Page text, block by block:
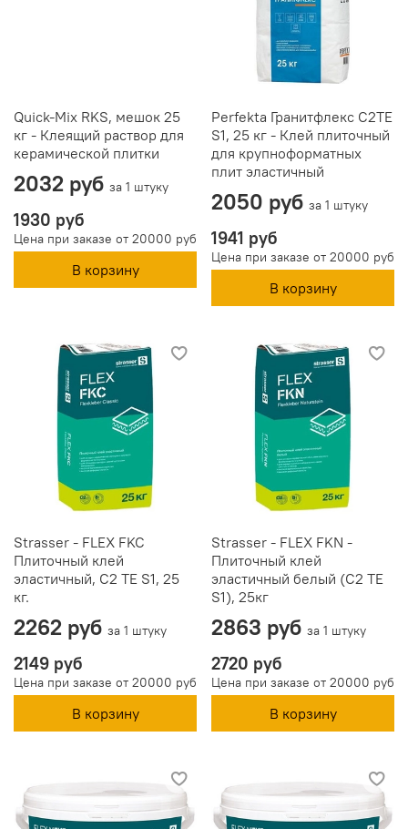
Quick-Mix RKS, мешок 25
кг - Клеящий раствор для
керамической плитки
2032 руб за 1 штуку
1930 руб
Цена при заказе от 20000 руб
В корзину
Perfekta Гранитфлекс C2TE
S1, 25 кг - Клей плиточный
для крупноформатных
плит эластичный
2050 руб за 1 штуку
1941 руб
Цена при заказе от 20000 руб
В корзину
Strasser - FLEX FKC
Плиточный клей
эластичный, C2 TE S1, 25
кг.
2262 руб за 1 штуку
2149 руб
Цена при заказе от 20000 руб
В корзину
Strasser - FLEX FKN -
Плиточный клей
эластичный белый (С2 ТЕ
S1), 25кг
2863 руб за 1 штуку
2720 руб
Цена при заказе от 20000 руб
В корзину